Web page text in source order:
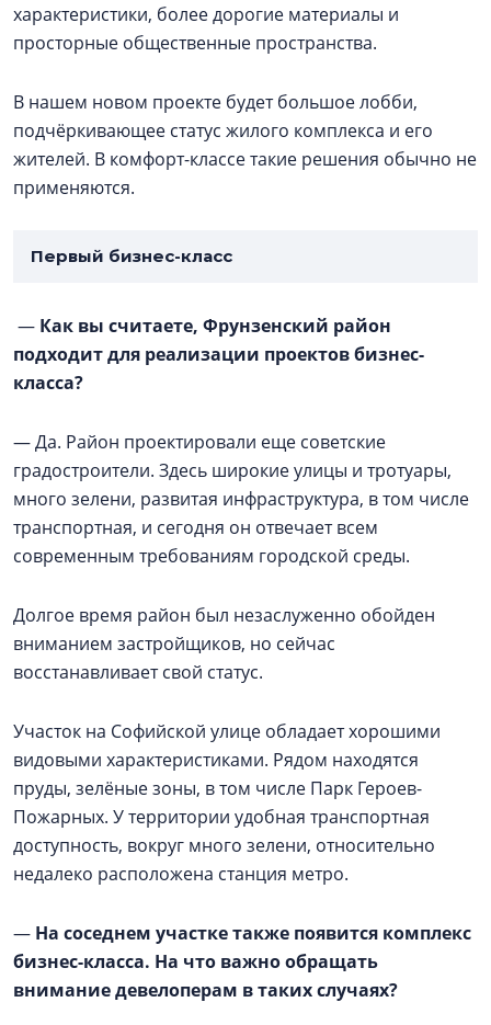
характеристики, более дорогие материалы и
просторные общественные пространства.
В нашем новом проекте будет большое лобби,
подчёркивающее статус жилого комплекса и его
жителей. В комфорт-классе такие решения обычно не
применяются.
Первый бизнес-класс
— Как вы считаете, Фрунзенский район
подходит для реализации проектов бизнес-
класса?
— Да. Район проектировали еще советские
градостроители. Здесь широкие улицы и тротуары,
много зелени, развитая инфраструктура, в том числе
транспортная, и сегодня он отвечает всем
современным требованиям городской среды.
Долгое время район был незаслуженно обойден
вниманием застройщиков, но сейчас
восстанавливает свой статус.
Участок на Софийской улице обладает хорошими
видовыми характеристиками. Рядом находятся
пруды, зелёные зоны, в том числе Парк Героев-
Пожарных. У территории удобная транспортная
доступность, вокруг много зелени, относительно
недалеко расположена станция метро.
— На соседнем участке также появится комплекс
бизнес-класса. На что важно обращать
внимание девелоперам в таких случаях?